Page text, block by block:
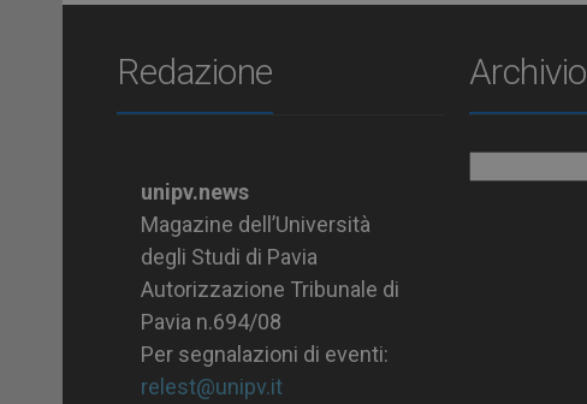
Redazione
unipv.news
Magazine dell’Università
degli Studi di Pavia
Autorizzazione Tribunale di
Pavia n.694/08
Per segnalazioni di eventi:
relest@unipv.it
Archivio